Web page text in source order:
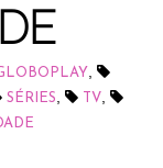
,
SÉRIES, TV,